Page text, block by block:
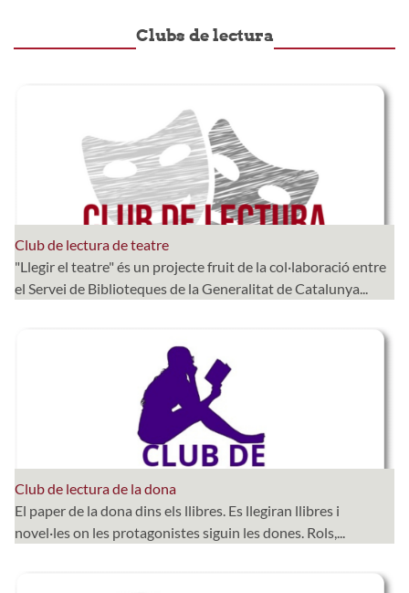
Clubs de lectura
Club de lectura de teatre
"Llegir el teatre" és un projecte fruit de la col·laboració entre
el Servei de Biblioteques de la Generalitat de Catalunya...
Club de lectura de la dona
El paper de la dona dins els llibres. Es llegiran llibres i
novel·les on les protagonistes siguin les dones. Rols,...